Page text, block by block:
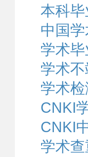
本科
中国
学术
学术
学术
CNKI
CNKI
学术